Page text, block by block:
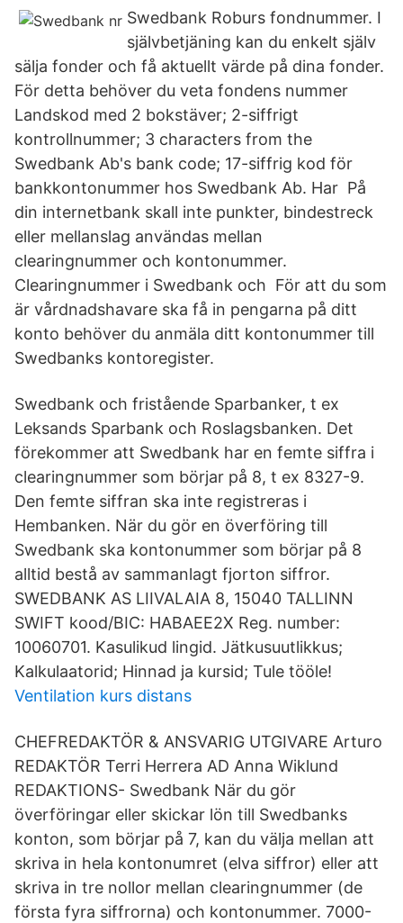
Swedbank Roburs fondnummer. I
självbetjäning kan du enkelt själv
sälja fonder och få aktuellt värde på dina fonder.
För detta behöver du veta fondens nummer
Landskod med 2 bokstäver; 2-siffrigt
kontrollnummer; 3 characters from the
Swedbank Ab's bank code; 17-siffrig kod för
bankkontonummer hos Swedbank Ab. Har På
din internetbank skall inte punkter, bindestreck
eller mellanslag användas mellan
clearingnummer och kontonummer.
Clearingnummer i Swedbank och För att du som
är vårdnadshavare ska få in pengarna på ditt
konto behöver du anmäla ditt kontonummer till
Swedbanks kontoregister.
Swedbank och fristående Sparbanker, t ex
Leksands Sparbank och Roslagsbanken. Det
förekommer att Swedbank har en femte siffra i
clearingnummer som börjar på 8, t ex 8327-9.
Den femte siffran ska inte registreras i
Hembanken. När du gör en överföring till
Swedbank ska kontonummer som börjar på 8
alltid bestå av sammanlagt fjorton siffror.
SWEDBANK AS LIIVALAIA 8, 15040 TALLINN
SWIFT kood/BIC: HABAEE2X Reg. number:
10060701. Kasulikud lingid. Jätkusuutlikkus;
Kalkulaatorid; Hinnad ja kursid; Tule tööle!
Ventilation kurs distans
CHEFREDAKTÖR & ANSVARIG UTGIVARE Arturo
REDAKTÖR Terri Herrera AD Anna Wiklund
REDAKTIONS- Swedbank När du gör
överföringar eller skickar lön till Swedbanks
konton, som börjar på 7, kan du välja mellan att
skriva in hela kontonumret (elva siffror) eller att
skriva in tre nollor mellan clearingnummer (de
första fyra siffrorna) och kontonummer. 7000-